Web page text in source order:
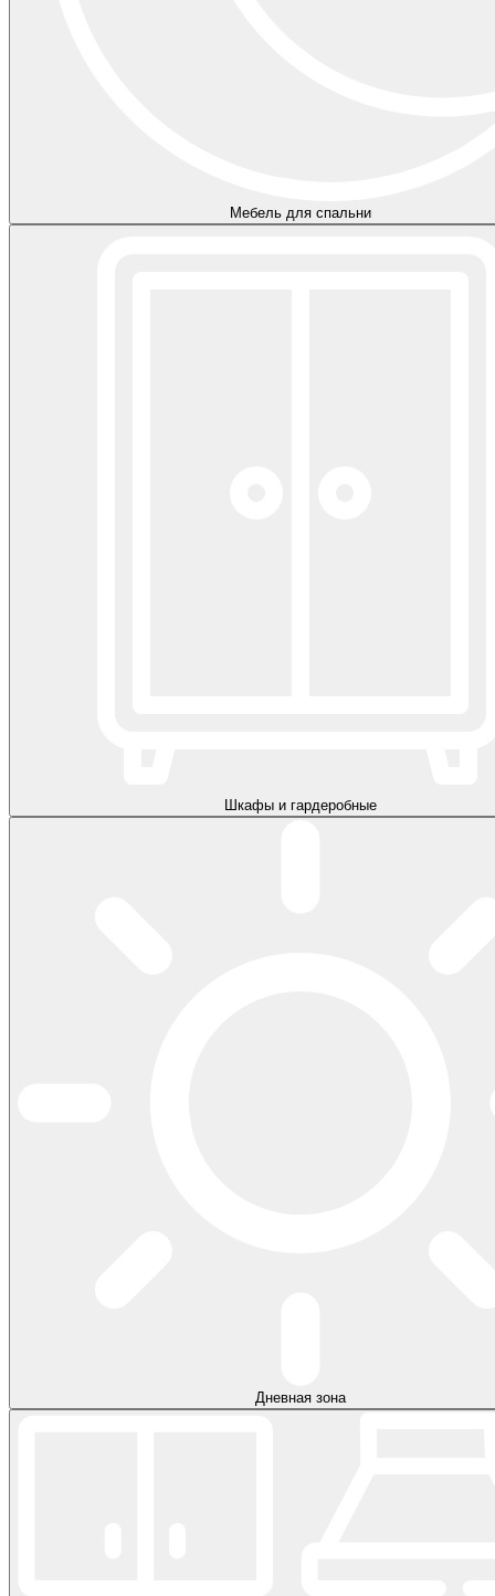
Мебель для спальни
Шкафы и гардеробные
Дневная зона